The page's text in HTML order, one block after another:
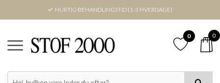
HURTIG BEHANDLINGSTID (1-3 HVERDAGE)
0 0